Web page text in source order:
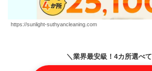
https://sunlight-suthyancleaning.com
＼業界最安級！4カ所選べて